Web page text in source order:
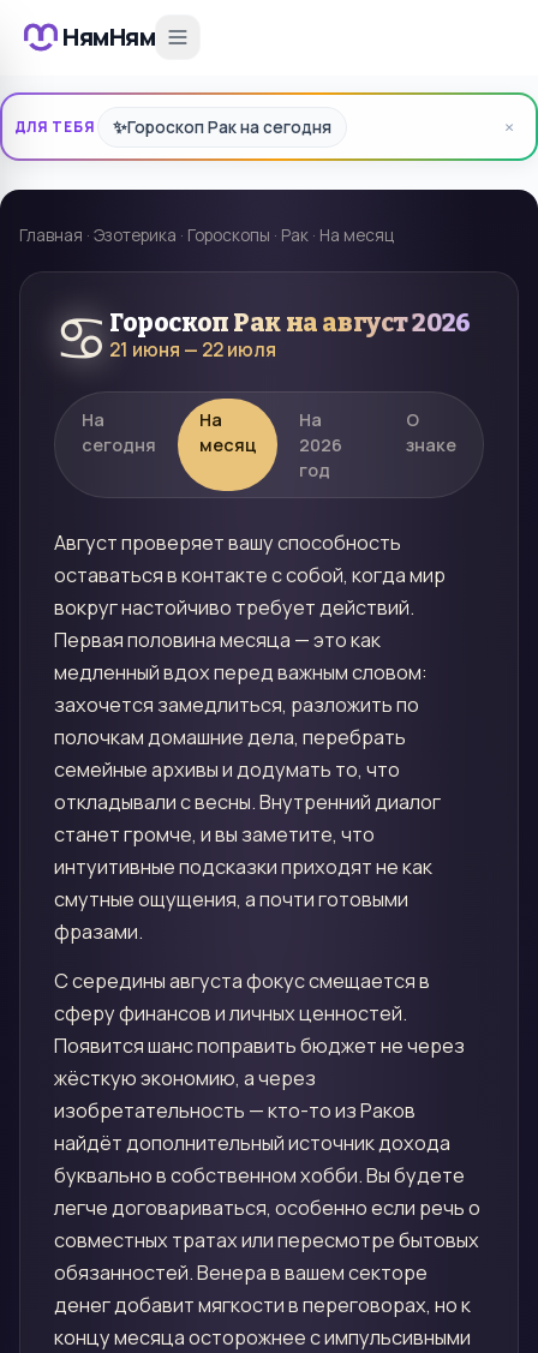
НямНям
ДЛЯ ТЕБЯ ✨Гороскоп Рак на сегодня ×
Главная · Эзотерика · Гороскопы · Рак · На месяц
♋ Гороскоп Рак на август 2026
21 июня — 22 июля
На
сегодня
На
месяц
На
2026
год
О
знаке
Август проверяет вашу способность
оставаться в контакте с собой, когда мир
вокруг настойчиво требует действий.
Первая половина месяца — это как
медленный вдох перед важным словом:
захочется замедлиться, разложить по
полочкам домашние дела, перебрать
семейные архивы и додумать то, что
откладывали с весны. Внутренний диалог
станет громче, и вы заметите, что
интуитивные подсказки приходят не как
смутные ощущения, а почти готовыми
фразами.
С середины августа фокус смещается в
сферу финансов и личных ценностей.
Появится шанс поправить бюджет не через
жёсткую экономию, а через
изобретательность — кто-то из Раков
найдёт дополнительный источник дохода
буквально в собственном хобби. Вы будете
легче договариваться, особенно если речь о
совместных тратах или пересмотре бытовых
обязанностей. Венера в вашем секторе
денег добавит мягкости в переговорах, но к
концу месяца осторожнее с импульсивными